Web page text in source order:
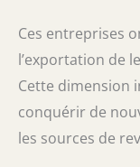
Ces entreprises
l’exportation de
Cette dimension
conquérir de
les sources de